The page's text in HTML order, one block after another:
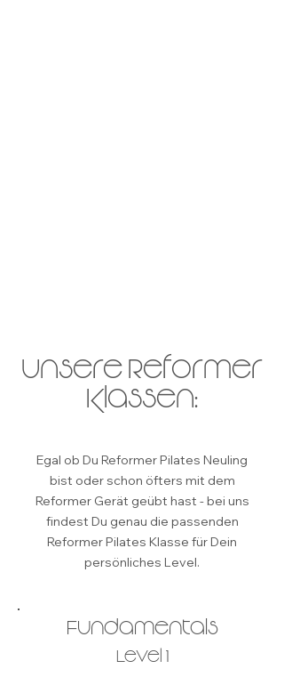
Unsere Reformer
Klassen:
Egal ob Du Reformer Pilates Neuling
bist oder schon öfters mit dem
Reformer Gerät geübt hast - bei uns
findest Du genau die passenden
Reformer Pilates Klasse für Dein
persönliches Level.
Fundamentals
Level 1